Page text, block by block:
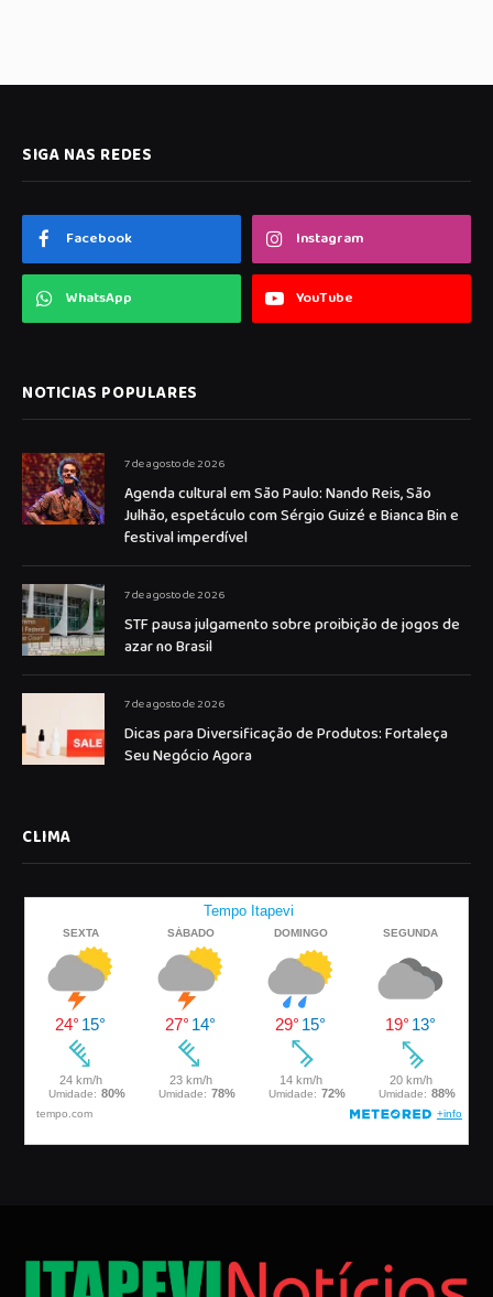
SIGA NAS REDES
Facebook Instagram
WhatsApp YouTube
NOTICIAS POPULARES
7 de agosto de 2026
Agenda cultural em São Paulo: Nando Reis, São
Julhão, espetáculo com Sérgio Guizé e Bianca Bin e
festival imperdível
7 de agosto de 2026
STF pausa julgamento sobre proibição de jogos de
azar no Brasil
7 de agosto de 2026
Dicas para Diversificação de Produtos: Fortaleça
Seu Negócio Agora
CLIMA